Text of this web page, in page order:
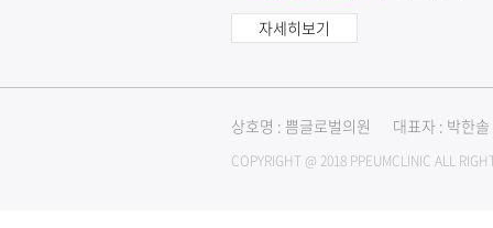
자세히보기
상호명 : 쁨글로벌의원 대표자 : 박한솔
COPYRIGHT @ 2018 PPEUMCLINIC ALL